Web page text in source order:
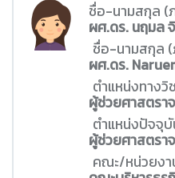
ชื่อ-นามสกุล (
ผศ.ดร. นฤมล
ชื่อ-นามสกุล
ผศ.ดร.
ตำแหน่งทางวิ
ผู้ช่วยศาสตรา
ตำแหน่งปัจจุ
ผู้ช่วยศาสตรา
คณะ/หน่วยงา